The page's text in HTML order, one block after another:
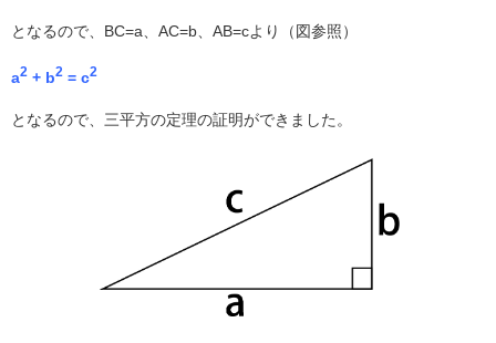
となるので、BC=a、AC=b、AB=cより（図参照）
a2 + b2 = c2
となるので、三平方の定理の証明ができました。